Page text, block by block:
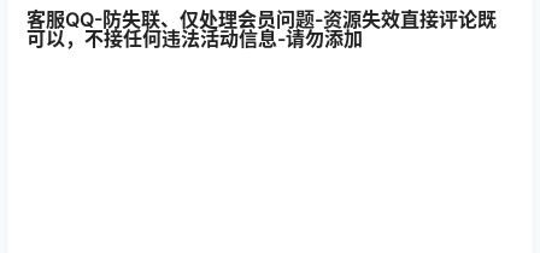
客服QQ-防失联、仅处理会员问题-资源失效直接评论既
可以，不接任何违法活动信息-请勿添加